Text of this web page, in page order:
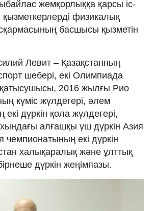
жемқорлыққа қарсы іс-
қызметкерлерді физикалық
басшысы қызметін
Левит – Қазақстанның
шебері, екі Олимпиада
2016 жылғы Рио
күміс жүлдегері, әлем
дүркін қола жүлдегері,
алғашқы үш дүркін Азия
чемпионатының екі дүркін
халықаралық және ұлттық
дүркін жеңімпазы.